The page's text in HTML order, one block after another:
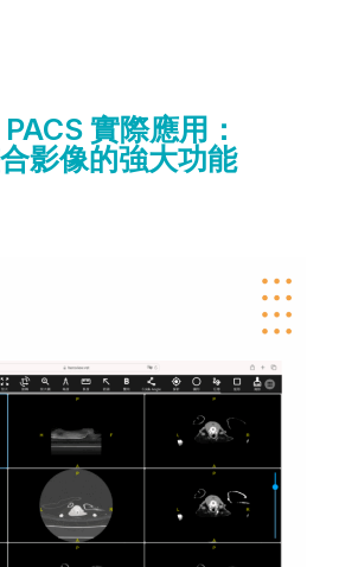
實際應用：
影像的強大功能